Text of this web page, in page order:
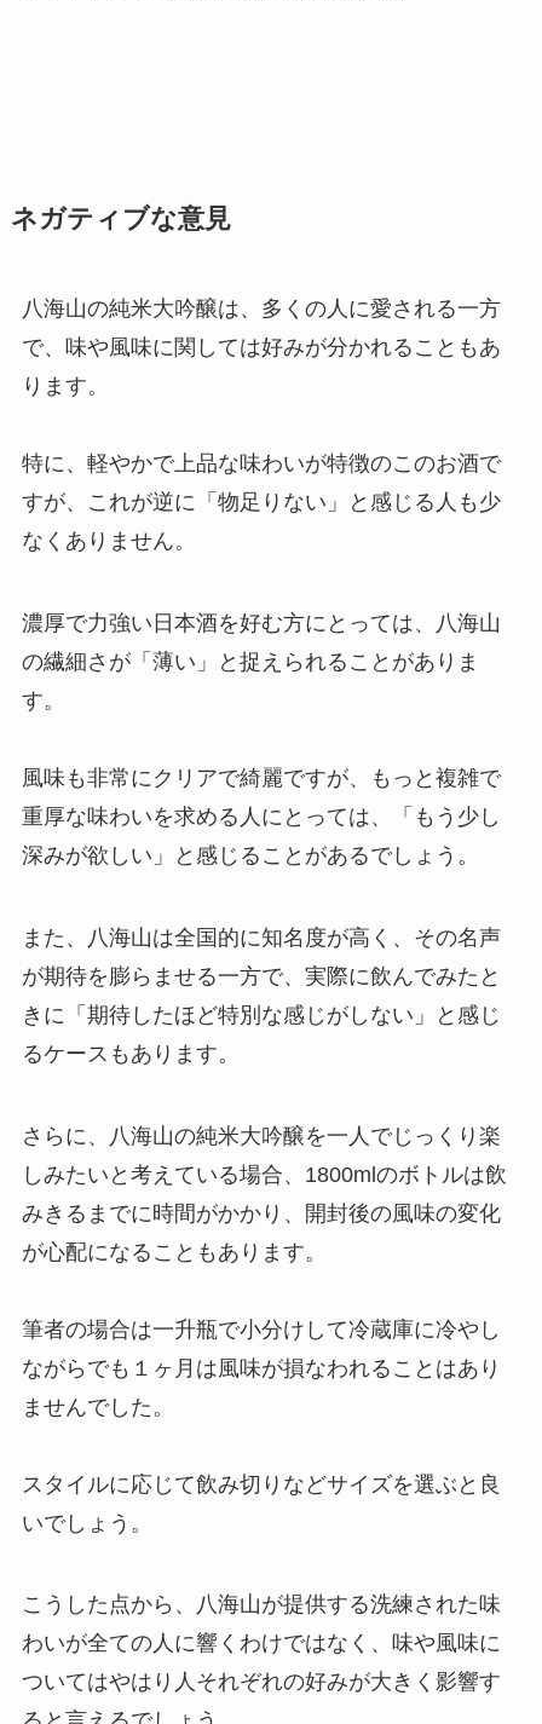
ネガティブな意見
八海山の純米大吟醸は、多くの人に愛される一方
で、味や風味に関しては好みが分かれることもあ
ります。
特に、軽やかで上品な味わいが特徴のこのお酒で
すが、これが逆に「物足りない」と感じる人も少
なくありません。
濃厚で力強い日本酒を好む方にとっては、八海山
の繊細さが「薄い」と捉えられることがありま
す。
風味も非常にクリアで綺麗ですが、もっと複雑で
重厚な味わいを求める人にとっては、「もう少し
深みが欲しい」と感じることがあるでしょう。
また、八海山は全国的に知名度が高く、その名声
が期待を膨らませる一方で、実際に飲んでみたと
きに「期待したほど特別な感じがしない」と感じ
るケースもあります。
さらに、八海山の純米大吟醸を一人でじっくり楽
しみたいと考えている場合、1800mlのボトルは飲
みきるまでに時間がかかり、開封後の風味の変化
が心配になることもあります。
筆者の場合は一升瓶で小分けして冷蔵庫に冷やし
ながらでも１ヶ月は風味が損なわれることはあり
ませんでした。
スタイルに応じて飲み切りなどサイズを選ぶと良
いでしょう。
こうした点から、八海山が提供する洗練された味
わいが全ての人に響くわけではなく、味や風味に
ついてはやはり人それぞれの好みが大きく影響す